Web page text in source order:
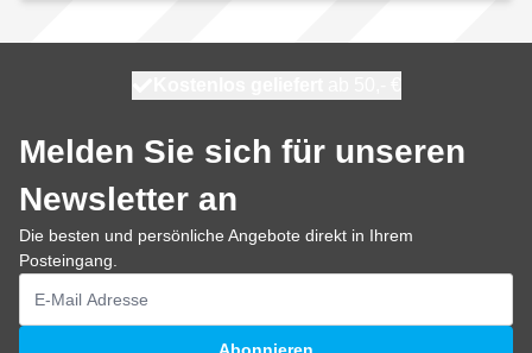
Melden Sie sich für unseren
Newsletter an
Die besten und persönliche Angebote direkt in Ihrem
Posteingang.
E-Mailadresse